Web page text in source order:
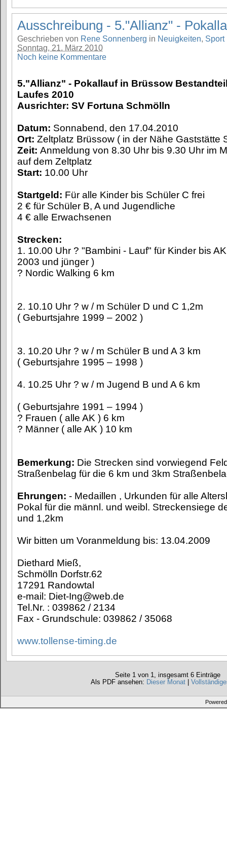
Ausschreibung - 5."Allianz" -
Geschrieben von Rene Sonnenberg in Neuigkeiten, Sport
Sonntag, 21. März 2010
Noch keine Kommentare
5."Allianz" - Pokallauf in Brüssow
Laufes 2010
Ausrichter: SV Fortuna Schmölln
Datum: Sonnabend, den 17.04.2010
Ort: Zeltplatz Brüssow ( in der Nähe Gaststätte
Zeit: Anmeldung von 8.30 Uhr bis 9.30 Uhr im
auf dem Zeltplatz
Start: 10.00 Uhr
Startgeld: Für alle Kinder bis Schüler C frei
2 € für Schüler B, A und Jugendliche
4 € alle Erwachsenen
Strecken:
1. 10.00 Uhr ? "Bambini - Lauf" für Kinder bis
2003 und jünger )
? Nordic Walking 6 km
2. 10.10 Uhr ? w / m Schüler D und C 1,2m
( Geburtsjahre 1999 – 2002 )
3. 10.20 Uhr ? w / m Schüler B und A 3 km
( Geburtsjahre 1995 – 1998 )
4. 10.25 Uhr ? w / m Jugend B und A 6 km
( Geburtsjahre 1991 – 1994 )
? Frauen ( alle AK ) 6 km
? Männer ( alle AK ) 10 km
Bemerkung: Die Strecken sind vorwiegend
Straßenbelag für die 6 km und 3km
Ehrungen: - Medaillen , Urkunden für alle
Pokal für die männl. und weibl. Streckensiege
und 1,2km
Wir bitten um Voranmeldung bis: 13.04.2009
Diethard Mieß,
Schmölln Dorfstr.62
17291 Randowtal
e-mail: Diet-Ing@web.de
Tel.Nr. : 039862 / 2134
Fax - Grundschule: 039862 / 35068
www.tollense-timing.de
Seite 1 von 1, insgesamt 6 Einträge
Als PDF ansehen: Dieser Monat|